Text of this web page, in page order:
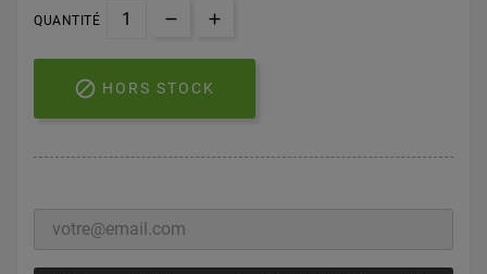
QUANTITÉ
 HORS STOCK